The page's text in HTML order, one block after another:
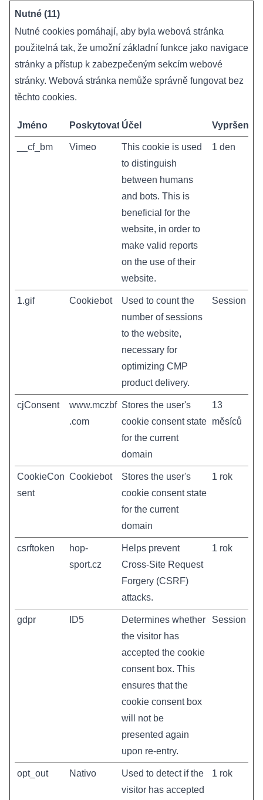
Nutné (11)
Nutné cookies pomáhají, aby byla webová stránka
použitelná tak, že umožní základní funkce jako navigace
stránky a přístup k zabezpečeným sekcím webové
stránky. Webová stránka nemůže správně fungovat bez
těchto cookies.
Jméno PoskytovatelÚčel Vypršení
__cf_bm Vimeo
This cookie is used
to distinguish
between humans
and bots. This is
beneficial for the
website, in order to
make valid reports
on the use of their
website.
1 den
1.gif Cookiebot
Used to count the
number of sessions
to the website,
necessary for
optimizing CMP
product delivery.
Session
cjConsent
www.mczbf
.com
Stores the user's
cookie consent state
for the current
domain
13
měsíců
CookieCon
sent
Cookiebot
Stores the user's
cookie consent state
for the current
domain
1 rok
csrftoken
hop-
sport.cz
Helps prevent
Cross-Site Request
Forgery (CSRF)
attacks.
1 rok
gdpr ID5
Determines whether
the visitor has
accepted the cookie
consent box. This
ensures that the
cookie consent box
will not be
presented again
upon re-entry.
Session
opt_out Nativo
Used to detect if the
visitor has accepted
1 rok